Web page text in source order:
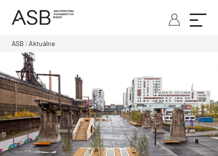
ASB Aktuálne